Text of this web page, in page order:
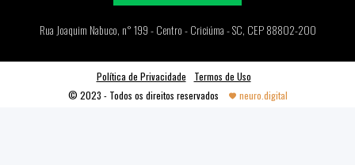
Rua Joaquim Nabuco, n° 199 - Centro - Criciúma - SC, CEP 88802-200
Política de Privacidade
Termos de Uso
© 2023 - Todos os direitos reservados
neuro.digital